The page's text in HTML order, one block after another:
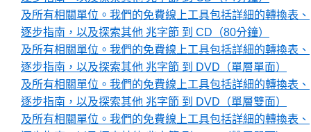
及所有相關單位。我們的免費線上工具包括詳細的轉換表、
逐步指南，以及探索其他 兆字節 到 CD（80分鐘）
及所有相關單位。我們的免費線上工具包括詳細的轉換表、
逐步指南，以及探索其他 兆字節 到 DVD（單層單面）
及所有相關單位。我們的免費線上工具包括詳細的轉換表、
逐步指南，以及探索其他 兆字節 到 DVD（單層雙面）
及所有相關單位。我們的免費線上工具包括詳細的轉換表、